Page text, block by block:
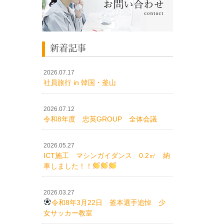
新着記事
2026.07.17
社員旅行 in 韓国・釜山
2026.07.12
令和8年度 忠英GROUP 全体会議
2026.05.27
ICT施工 マシンガイダンス 0.2㎥ 納
車しました！！
2026.03.27
令和8年3月22日 釜本選手追悼 少
女サッカー教室